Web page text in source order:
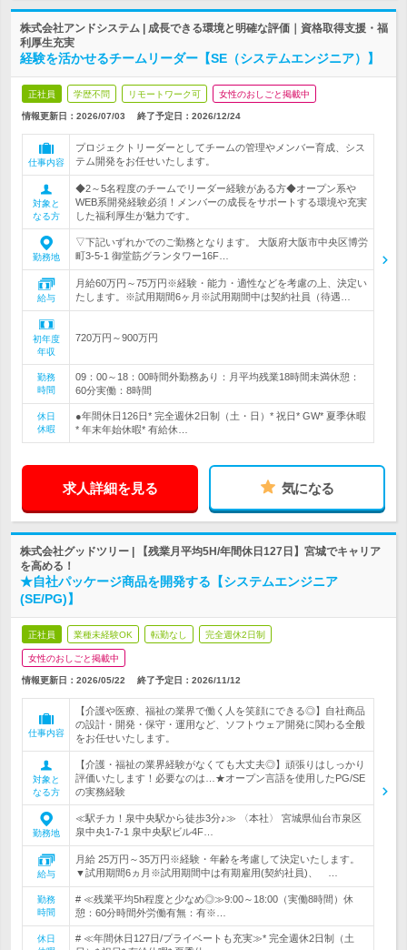
株式会社アンドシステム | 成長できる環境と明確な評価｜資格取得支援・福
利厚生充実
経験を活かせるチームリーダー【SE（システムエンジニア）】
正社員 学歴不問 リモートワーク可 女性のおしごと掲載中
情報更新日：2026/07/03 終了予定日： 2026/12/24
仕事内容
プロジェクトリーダーとしてチームの管理やメンバー育成、シス
テム開発をお任せいたします。
対象と
なる方
◆2～5名程度のチームでリーダー経験がある方◆オープン系や
WEB系開発経験必須！メンバーの成長をサポートする環境や充実
した福利厚生が魅力です。
勤務地
▽下記いずれかでのご勤務となります。 大阪府大阪市中央区博労
町3-5-1 御堂筋グランタワー16F…
給与
月給60万円～75万円※経験・能力・適性などを考慮の上、決定い
たします。※試用期間6ヶ月※試用期間中は契約社員（待遇…
初年度
年収
720万円～900万円
勤務
時間
09：00～18：00時間外勤務あり：月平均残業18時間未満休憩：
60分実働：8時間
休日
休暇
●年間休日126日* 完全週休2日制（土・日）* 祝日* GW* 夏季休暇
* 年末年始休暇* 有給休…
求人詳細を見る 気になる
株式会社グッドツリー | 【残業月平均5H/年間休日127日】宮城でキャリア
を高める！
★自社パッケージ商品を開発する【システムエンジニア
(SE/PG)】
正社員 業種未経験OK 転勤なし 完全週休2日制
女性のおしごと掲載中
情報更新日：2026/05/22 終了予定日： 2026/11/12
仕事内容
【介護や医療、福祉の業界で働く人を笑顔にできる◎】自社商品
の設計・開発・保守・運用など、ソフトウェア開発に関わる全般
をお任せいたします。
対象と
なる方
【介護・福祉の業界経験がなくても大丈夫◎】頑張りはしっかり
評価いたします！必要なのは…★オープン言語を使用したPG/SE
の実務経験
勤務地
≪駅チカ！泉中央駅から徒歩3分♪≫ 〈本社〉 宮城県仙台市泉区
泉中央1-7-1 泉中央駅ビル4F…
給与
月給 25万円～35万円※経験・年齢を考慮して決定いたします。
▼試用期間6ヵ月※試用期間中は有期雇用(契約社員)、 …
勤務
時間
# ≪残業平均5h程度と少なめ◎≫9:00～18:00（実働8時間）休
憩：60分時間外労働有無：有※…
休日
# ≪年間休日127日/プライベートも充実≫* 完全週休2日制（土